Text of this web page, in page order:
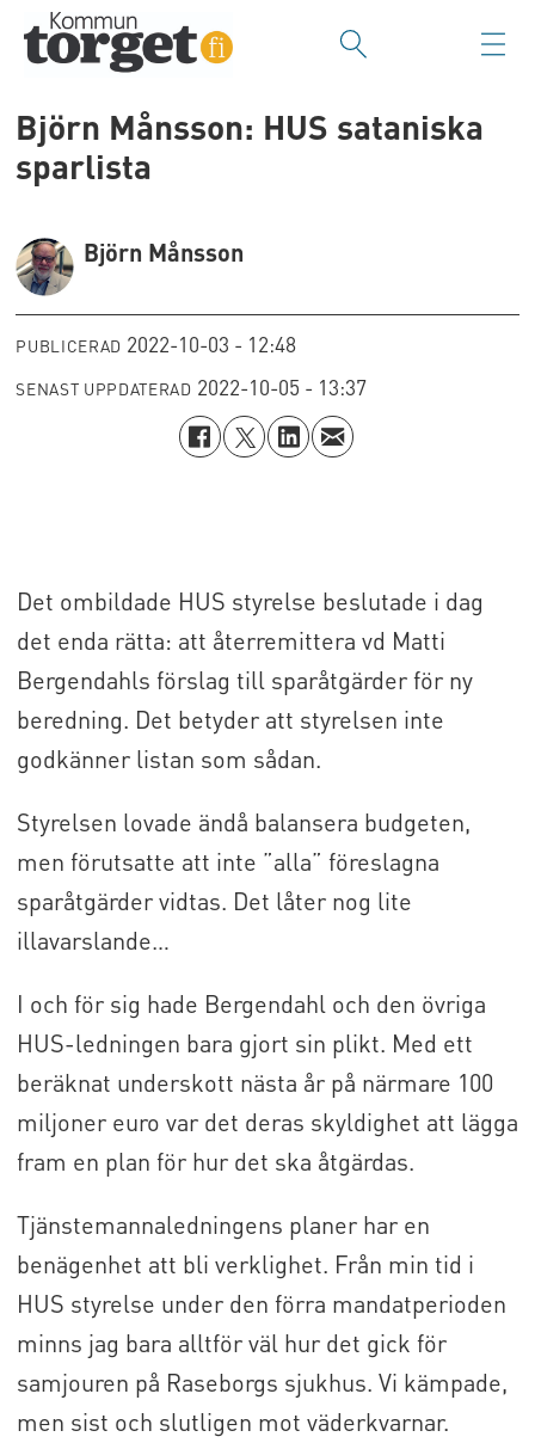
Björn Månsson: HUS sataniska
sparlista
Björn Månsson
PUBLICERAD 2022-10-03 - 12:48
SENAST UPPDATERAD 2022-10-05 - 13:37
Det ombildade HUS styrelse beslutade i dag
det enda rätta: att återremittera vd Matti
Bergendahls förslag till sparåtgärder för ny
beredning. Det betyder att styrelsen inte
godkänner listan som sådan.
Styrelsen lovade ändå balansera budgeten,
men förutsatte att inte ”alla” föreslagna
sparåtgärder vidtas. Det låter nog lite
illavarslande…
I och för sig hade Bergendahl och den övriga
HUS-ledningen bara gjort sin plikt. Med ett
beräknat underskott nästa år på närmare 100
miljoner euro var det deras skyldighet att lägga
fram en plan för hur det ska åtgärdas.
Tjänstemannaledningens planer har en
benägenhet att bli verklighet. Från min tid i
HUS styrelse under den förra mandatperioden
minns jag bara alltför väl hur det gick för
samjouren på Raseborgs sjukhus. Vi kämpade,
men sist och slutligen mot väderkvarnar.